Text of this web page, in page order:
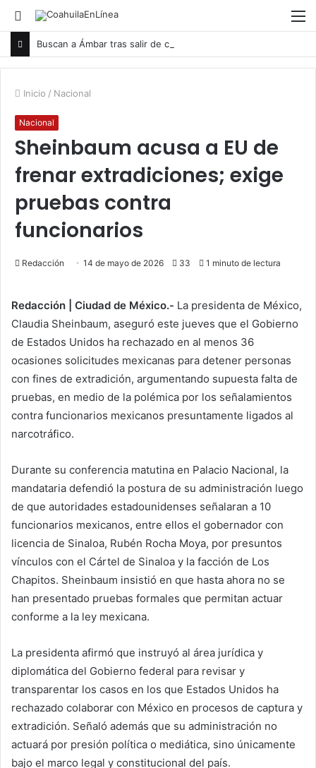
Buscar
por
Buscan a Ámbar tras salir de casa
Inicio / Nacional
Nacional
Sheinbaum acusa a EU de
frenar extradiciones; exige
pruebas contra
funcionarios
Redacción 14 de mayo de 2026 33 1 minuto de lectura
Redacción | Ciudad de México.- La presidenta de México,
Claudia Sheinbaum, aseguró este jueves que el Gobierno
de Estados Unidos ha rechazado en al menos 36
ocasiones solicitudes mexicanas para detener personas
con fines de extradición, argumentando supuesta falta de
pruebas, en medio de la polémica por los señalamientos
contra funcionarios mexicanos presuntamente ligados al
narcotráfico.
Durante su conferencia matutina en Palacio Nacional, la
mandataria defendió la postura de su administración luego
de que autoridades estadounidenses señalaran a 10
funcionarios mexicanos, entre ellos el gobernador con
licencia de Sinaloa, Rubén Rocha Moya, por presuntos
vínculos con el Cártel de Sinaloa y la facción de Los
Chapitos. Sheinbaum insistió en que hasta ahora no se
han presentado pruebas formales que permitan actuar
conforme a la ley mexicana.
La presidenta afirmó que instruyó al área jurídica y
diplomática del Gobierno federal para revisar y
transparentar los casos en los que Estados Unidos ha
rechazado colaborar con México en procesos de captura y
extradición. Señaló además que su administración no
actuará por presión política o mediática, sino únicamente
bajo el marco legal y constitucional del país.